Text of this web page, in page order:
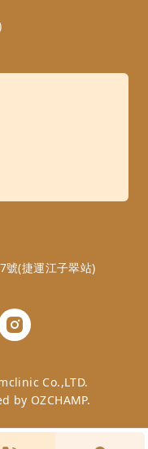
號(捷運江子翠站)
Co.,LTD.
by OZCHAMP.